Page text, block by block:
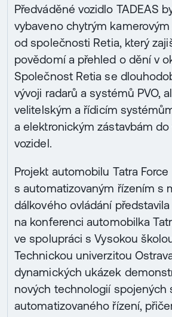
Předváděné vozidlo TADEAS
vybaveno chytrým
od společnosti Retia, který
povědomí a přehled o dění v
Společnost Retia se
vývoji radarů a systémů PVO,
velitelským a řídicím
a elektronickým zástavbám
vozidel.
Projekt automobilu Tatra Force
s automatizovaným řízením s
dálkového ovládání
na konferenci automobilka
ve spolupráci s Vysokou
Technickou univerzitou
dynamických ukázek
nových technologií spojených
automatizovaného řízení,